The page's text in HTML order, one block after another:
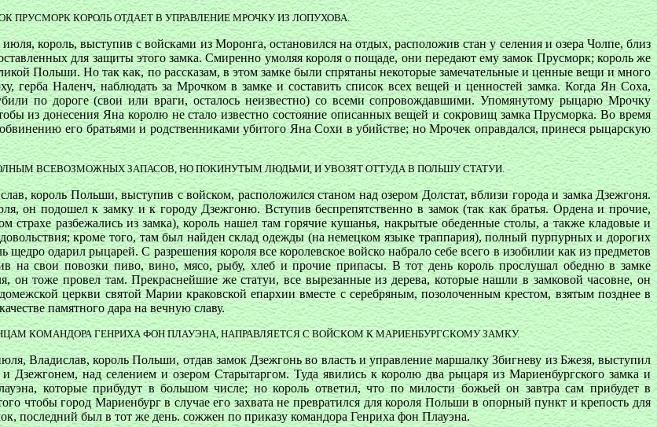
ПРУСМОРК КОРОЛЬ ОТДАЕТ В УПРАВЛЕНИЕ МРОЧКУ ИЗ ЛОПУХОВА.
король, выступив с войсками из Моронга, остановился на отдых, расположив стан у селения и озера Чолпе, близ
для защиты этого замка. Смиренно умоляя короля о пощаде, они передают ему замок Прусморк; король же
Польши. Но так как, по рассказам, в этом замке были спрятаны некоторые замечательные и ценные вещи и много
герба Наленч, наблюдать за Мрочком в замке и составить список всех вещей и ценностей замка. Когда Ян Соха,
по дороге (свои или враги, осталось неизвестно) со всеми сопровождавшими. Упомянутому рыцарю Мрочку
из донесения Яна королю не стало известно состояние описанных вещей и сокровищ замка Прусморка. Во время
его братьями и родственниками убитого Яна Сохи в убийстве; но Мрочек оправдался, принеся рыцарскую
ВСЕВОЗМОЖНЫХ ЗАПАСОВ, НО ПОКИНУТЫМ ЛЮДЬМИ, И УВОЗЯТ ОТТУДА В ПОЛЬШУ СТАТУИ.
король Польши, выступив с войском, расположился станом над озером Долстат, вблизи города и замка Дзежгоня.
он подошел к замку и к городу Дзежгоню. Вступив беспрепятственно в замок (так как братья. Ордена и прочие,
разбежались из замка), король нашел там горячие кушанья, накрытые обеденные столы, а также кладовые и
кроме того, там был найден склад одежды (на немецком языке траппария), полный пурпурных и дорогих
одарил рыцарей. С разрешения короля все королевское войско набрало себе всего в изобилии как из предметов
на свои повозки пиво, вино, мясо, рыбу, хлеб и прочие припасы. В тот день король прослушал обедню в замке
он тоже провел там. Прекраснейшие же статуи, все вырезанные из дерева, которые нашли в замковой часовне, он
церкви святой Марии краковской епархии вместе с серебряным, позолоченным крестом, взятым позднее в
памятного дара на вечную славу.
КОМАНДОРА ГЕНРИХА ФОН ПЛАУЭНА, НАПРАВЛЯЕТСЯ С ВОЙСКОМ К МАРИЕНБУРГСКОМУ ЗАМКУ.
Владислав, король Польши, отдав замок Дзежгонь во власть и управление маршалку Збигневу из Бжезя, выступил
над селением и озером Старытаргом. Туда явились к королю два рыцаря из Мариенбургского замка и
которые прибудут в большом числе; но король ответил, что по милости божьей он завтра сам прибудет в
чтобы город Мариенбург в случае его захвата не превратился для короля Польши в опорный пункт и крепость для
последний был в тот же день. сожжен по приказу командора Генриха фон Плауэна.